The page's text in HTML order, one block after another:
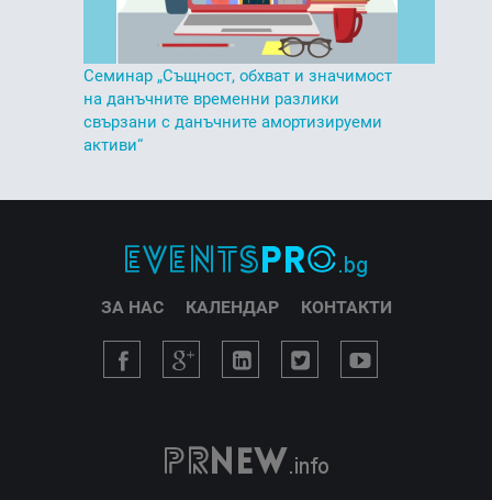
Семинар „Същност, обхват и значимост
на данъчните временни разлики
свързани с данъчните амортизируеми
активи“
ЗА НАС КАЛЕНДАР КОНТАКТИ